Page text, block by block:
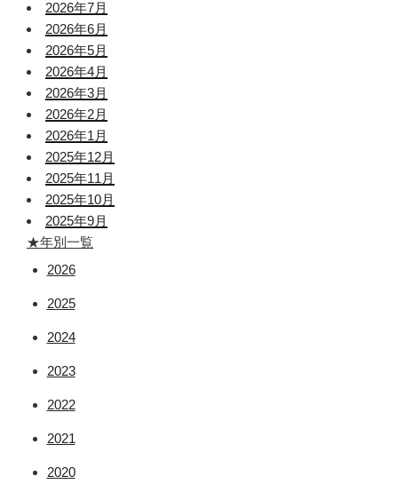
2026年7月
2026年6月
2026年5月
2026年4月
2026年3月
2026年2月
2026年1月
2025年12月
2025年11月
2025年10月
2025年9月
★年別一覧
2026
2025
2024
2023
2022
2021
2020